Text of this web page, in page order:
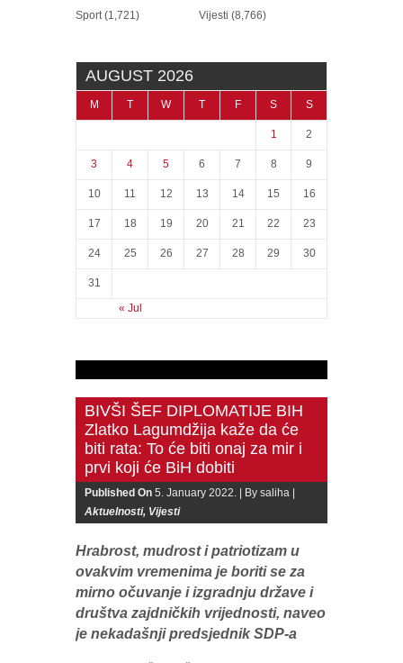
Sport(1,721) Vijesti (8,766)
AUGUST 2026
M T W T F S S
« Jul
1 2
3 4 5 6 7 8 9
10 11 12 13 14 15 16
17 18 19 20 21 22 23
24 25 26 27 28 29 30
31
BIVŠI ŠEF DIPLOMATIJE BIH
Zlatko Lagumdžija kaže da će
biti rata: To će biti onaj za mir i
prvi koji će BiH dobiti
Published On 5. January 2022. |
By saliha |
Aktuelnosti, Vijesti
Hrabrost, mudrost i patriotizam u
ovakvim vremenima je boriti se za
mirno očuvanje i izgradnju države i
društva zajdničkih vrijednosti, naveo
je nekadašnji predsjednik SDP-a